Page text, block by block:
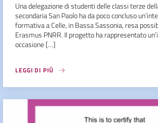
Una delegazione di studenti delle classi terze
secondaria San Paolo ha da poco concluso
formativa a Celle, in Bassa Sassonia, resa
Erasmus PNRR. Il progetto ha rappresentato
occasione […]
LEGGI DI PIÙ